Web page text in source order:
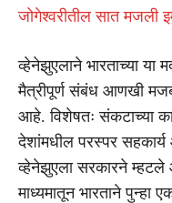
जोगेश्वरीतील सात मजली
व्हेनेझुएलाने भारताच्या या
मैत्रीपूर्ण संबंध आणखी
आहे. विशेषतः संकटाच्या
देशांमधील परस्पर
व्हेनेझुएला सरकारने
माध्यमातून भारताने पुन्हा